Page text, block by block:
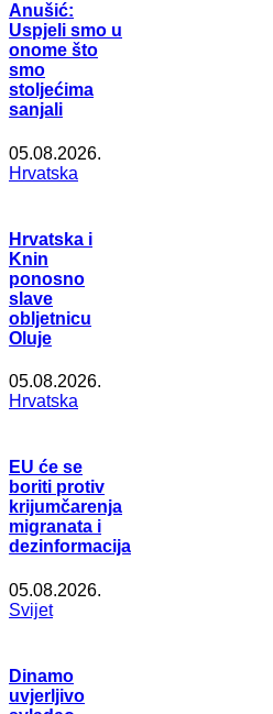
Anušić:
Uspjeli smo u
onome što
smo
stoljećima
sanjali
05.08.2026.
Hrvatska
Hrvatska i
Knin
ponosno
slave
obljetnicu
Oluje
05.08.2026.
Hrvatska
EU će se
boriti protiv
krijumčarenja
migranata i
dezinformacija
05.08.2026.
Svijet
Dinamo
uvjerljivo